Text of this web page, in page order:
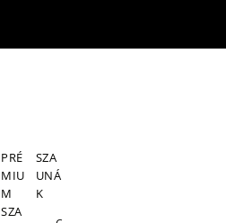
PRÉ
MIU
M
SZA
SZA
UNÁ
K